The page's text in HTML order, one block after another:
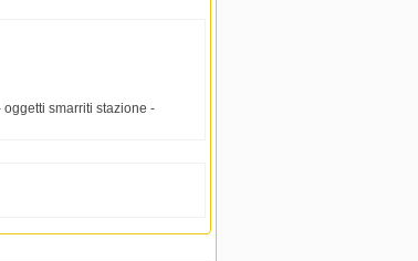
smarriti stazione -